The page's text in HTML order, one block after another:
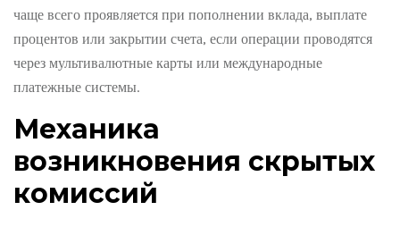
чаще всего проявляется при пополнении вклада, выплате
процентов или закрытии счета, если операции проводятся
через мультивалютные карты или международные
платежные системы.
Механика
возникновения скрытых
комиссий